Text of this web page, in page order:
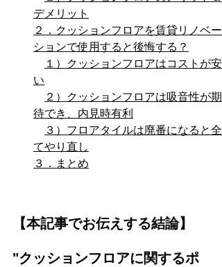
デメリット
２．クッションフロアを賃貸リノベー
ションで使用すると後悔する？
１）クッションフロアはコストが安
い
２）クッションフロアは吸音性が期
待でき、内見時有利
３）フロアタイルは廃番になると全
てやり直し
３．まとめ
【本記事でお伝えする結論】
"クッションフロアに関するポ